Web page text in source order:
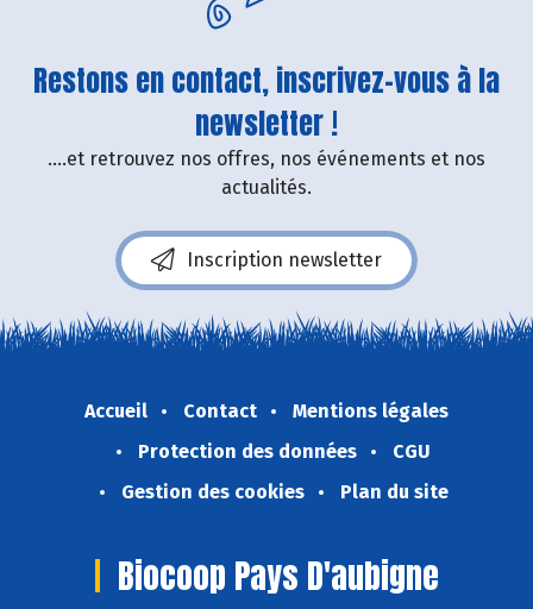
Restons en contact, inscrivez-vous à la
newsletter !
....et retrouvez nos offres, nos événements et nos
actualités.
Inscription newsletter
Accueil Contact
Mentions légales
Protection des données
CGU
Gestion des cookies
Plan du site
Biocoop Pays D'aubigne